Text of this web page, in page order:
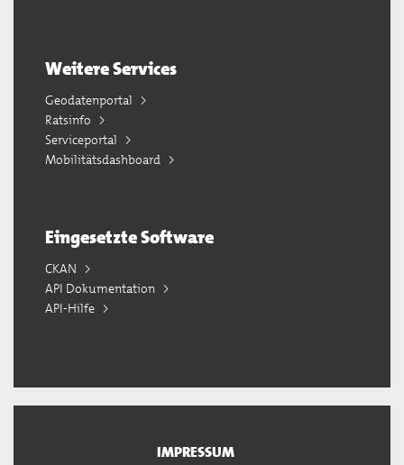
Weitere Services
Geodatenportal
Ratsinfo
Serviceportal
Mobilitätsdashboard
Eingesetzte Software
CKAN
API Dokumentation
API-Hilfe
IMPRESSUM